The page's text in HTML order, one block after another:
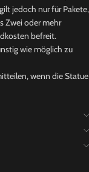
jedoch nur für Pakete,
Zwei oder mehr
befreit.
wie möglich zu
wenn die Statue